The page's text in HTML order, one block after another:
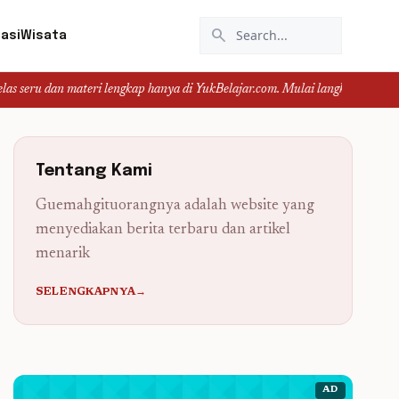
Wisata search
lengkap hanya di YukBelajar.com. Mulai langkah suksesmu hari
Tentang Kami
Guemahgituorangnya adalah website yang
menyediakan berita terbaru dan artikel
menarik
SELENGKAPNYA→
AD